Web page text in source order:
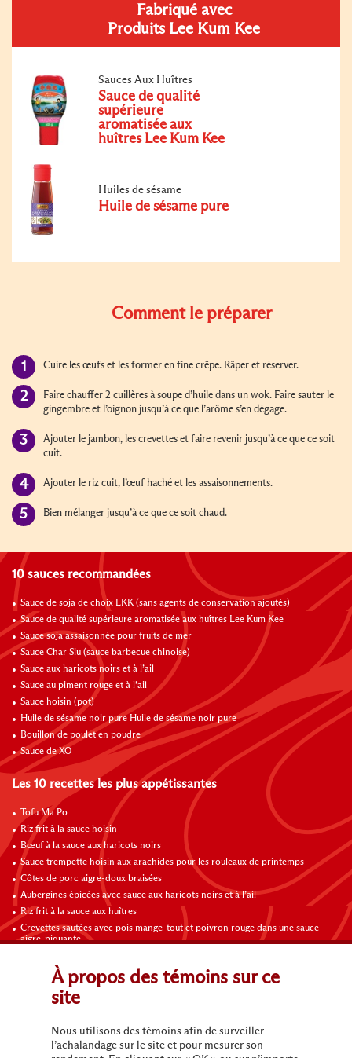
Fabriqué avec
Produits Lee Kum Kee
Sauces Aux Huîtres
Sauce de qualité
supérieure
aromatisée aux
huîtres Lee Kum Kee
Huiles de sésame
Huile de sésame pure
Comment le préparer
Cuire les œufs et les former en fine crêpe. Râper et réserver.
Faire chauffer 2 cuillères à soupe d’huile dans un wok. Faire sauter le
gingembre et l’oignon jusqu’à ce que l’arôme s’en dégage.
Ajouter le jambon, les crevettes et faire revenir jusqu’à ce que ce soit
cuit.
Ajouter le riz cuit, l’œuf haché et les assaisonnements.
Bien mélanger jusqu’à ce que ce soit chaud.
10 sauces recommandées
Sauce de soja de choix LKK (sans agents de conservation ajoutés)
Sauce de qualité supérieure aromatisée aux huîtres Lee Kum Kee
Sauce soja assaisonnée pour fruits de mer
Sauce Char Siu (sauce barbecue chinoise)
Sauce aux haricots noirs et à l’ail
Sauce au piment rouge et à l’ail
Sauce hoisin (pot)
Huile de sésame noir pure Huile de sésame noir pure
Bouillon de poulet en poudre
Sauce de XO
Les 10 recettes les plus appétissantes
Tofu Ma Po
Riz frit à la sauce hoisin
Bœuf à la sauce aux haricots noirs
Sauce trempette hoisin aux arachides pour les rouleaux de printemps
Côtes de porc aigre-doux braisées
Aubergines épicées avec sauce aux haricots noirs et à l’ail
Riz frit à la sauce aux huîtres
Crevettes sautées avec pois mange-tout et poivron rouge dans une sauce
aigre-piquante
Omelette au poulet, champignons et tomates
Contactez-nous
À propos des témoins sur ce
site
Nous utilisons des témoins afin de surveiller
l’achalandage sur le site et pour mesurer son